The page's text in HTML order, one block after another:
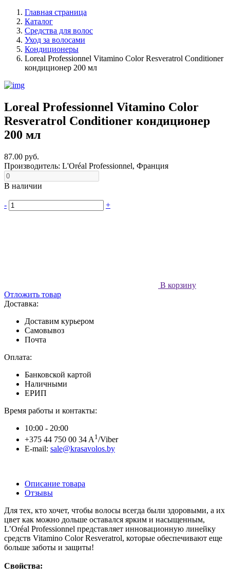
Главная страница
Каталог
Средства для волос
Уход за волосами
Кондиционеры
Loreal Professionnel Vitamino Color Resveratrol Conditioner
кондиционер 200 мл
Loreal Professionnel Vitamino Color
Resveratrol Conditioner кондиционер
200 мл
87.00 руб.
Производитель: L'Oréal Professionnel, Франция
В наличии
- +
В корзину
Отложить товар
Доставка:
Доставим курьером
Самовывоз
Почта
Оплата:
Банковской картой
Наличными
ЕРИП
Время работы и контакты:
10:00 - 20:00
+375 44 750 00 34 A1/Viber
E-mail: sale@krasavolos.by
Описание товара
Отзывы
Для тех, кто хочет, чтобы волосы всегда были здоровыми, а их
цвет как можно дольше оставался ярким и насыщенным,
L’Oréal Professionnel представляет инновационную линейку
средств Vitamino Color Resveratrol, которые обеспечивают еще
больше заботы и защиты!
Свойства: